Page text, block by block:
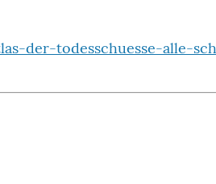
der-todesschuesse-alle-